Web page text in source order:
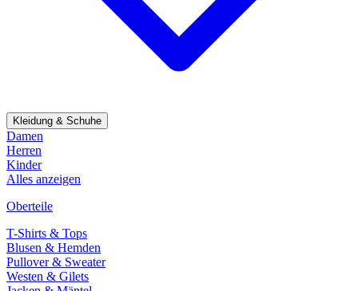
Kleidung & Schuhe
Damen
Herren
Kinder
Alles anzeigen
Oberteile
T-Shirts & Tops
Blusen & Hemden
Pullover & Sweater
Westen & Gilets